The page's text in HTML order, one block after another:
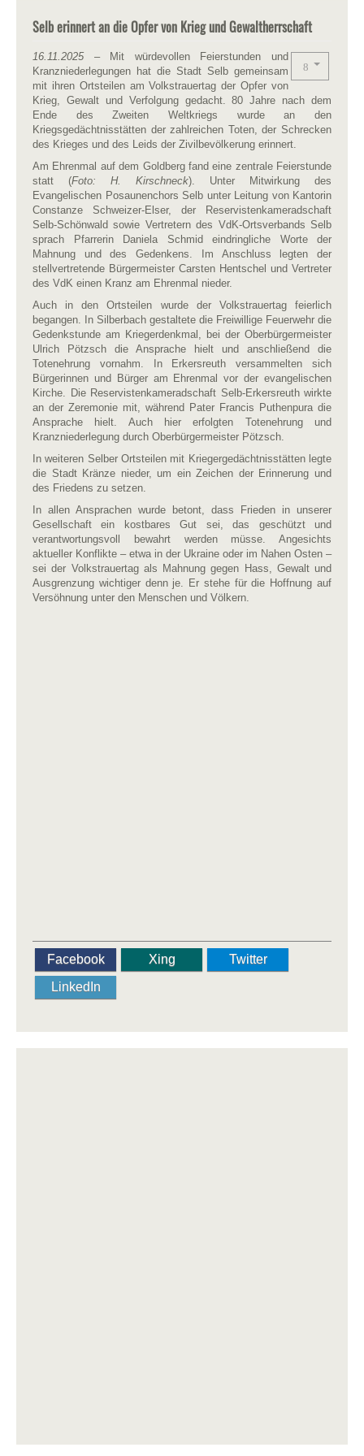
Selb erinnert an die Opfer von Krieg und Gewaltherrschaft
16.11.2025 – Mit würdevollen Feierstunden und
Kranzniederlegungen hat die Stadt Selb gemeinsam
mit ihren Ortsteilen am Volkstrauertag der Opfer von
Krieg, Gewalt und Verfolgung gedacht. 80 Jahre nach dem
Ende des Zweiten Weltkriegs wurde an den
Kriegsgedächtnisstätten der zahlreichen Toten, der Schrecken
des Krieges und des Leids der Zivilbevölkerung erinnert.
Am Ehrenmal auf dem Goldberg fand eine zentrale Feierstunde
statt (Foto: H. Kirschneck). Unter Mitwirkung des
Evangelischen Posaunenchors Selb unter Leitung von Kantorin
Constanze Schweizer-Elser, der Reservistenkameradschaft
Selb-Schönwald sowie Vertretern des VdK-Ortsverbands Selb
sprach Pfarrerin Daniela Schmid eindringliche Worte der
Mahnung und des Gedenkens. Im Anschluss legten der
stellvertretende Bürgermeister Carsten Hentschel und Vertreter
des VdK einen Kranz am Ehrenmal nieder.
Auch in den Ortsteilen wurde der Volkstrauertag feierlich
begangen. In Silberbach gestaltete die Freiwillige Feuerwehr die
Gedenkstunde am Kriegerdenkmal, bei der Oberbürgermeister
Ulrich Pötzsch die Ansprache hielt und anschließend die
Totenehrung vornahm. In Erkersreuth versammelten sich
Bürgerinnen und Bürger am Ehrenmal vor der evangelischen
Kirche. Die Reservistenkameradschaft Selb-Erkersreuth wirkte
an der Zeremonie mit, während Pater Francis Puthenpura die
Ansprache hielt. Auch hier erfolgten Totenehrung und
Kranzniederlegung durch Oberbürgermeister Pötzsch.
In weiteren Selber Ortsteilen mit Kriegergedächtnisstätten legte
die Stadt Kränze nieder, um ein Zeichen der Erinnerung und
des Friedens zu setzen.
In allen Ansprachen wurde betont, dass Frieden in unserer
Gesellschaft ein kostbares Gut sei, das geschützt und
verantwortungsvoll bewahrt werden müsse. Angesichts
aktueller Konflikte – etwa in der Ukraine oder im Nahen Osten –
sei der Volkstrauertag als Mahnung gegen Hass, Gewalt und
Ausgrenzung wichtiger denn je. Er stehe für die Hoffnung auf
Versöhnung unter den Menschen und Völkern.
Facebook Xing
Twitter
LinkedIn